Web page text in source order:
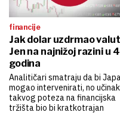
financije
Jak dolar uzdrmao
Jen na najnižoj razini u
godina
Analitičari smatraju da bi
mogao intervenirati, no učinak
takvog poteza na financijska
tržišta bio bi kratkotrajan